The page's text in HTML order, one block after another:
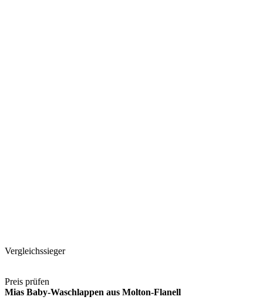
Vergleichssieger
Preis prüfen
Mias Baby-Waschlappen aus Molton-Flanell